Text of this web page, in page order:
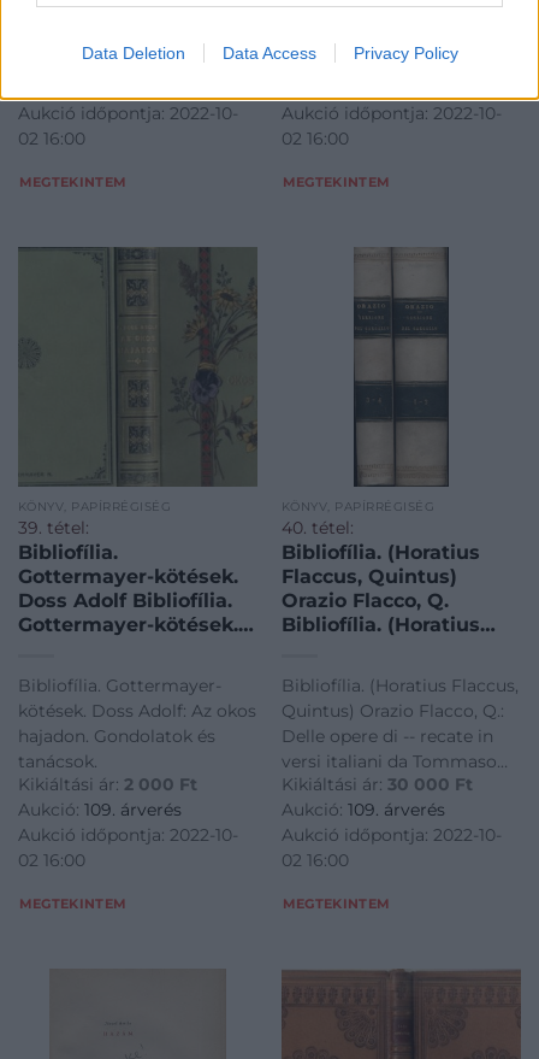
Data Deletion Data Access Privacy Policy
Kikiáltási ár: 6 000Ft
Aukció időpontja: 2022-10-
02 16:00
MEGTEKINTEM
Aukció időpontja: 2022-10-
02 16:00
MEGTEKINTEM
KÖNYV, PAPÍRRÉGISÉG
39. tétel:
Bibliofília.
Gottermayer-kötések.
Doss Adolf Bibliofília.
Gottermayer-kötések.
tanácsok.
Bibliofília. Gottermayer-
kötések. Doss Adolf: Az okos
hajadon. Gondolatok és
tanácsok.
Kikiáltási ár: 2 000 Ft
Aukció: 109. árverés
Aukció időpontja: 2022-10-
02 16:00
MEGTEKINTEM
KÖNYV, PAPÍRRÉGISÉG
40. tétel:
Bibliofília. (Horatius
Flaccus, Quintus)
Orazio Flacco, Q.
Bibliofília. (Horatius
opere di — recate in
versi italiani da
Tommaso Gargallo. I-IV.
kötet (két kötetbe
kötve). A fordító
dedikációjával.
Bibliofília. (Horatius Flaccus,
Quintus) Orazio Flacco, Q.:
Delle opere di -- recate in
versi italiani da Tommaso
Gargallo. I-IV. kötet (két
kötetbe kötve). A fordító
dedikációjával.
Kikiáltási ár: 30 000 Ft
Aukció: 109. árverés
Aukció időpontja: 2022-10-
02 16:00
MEGTEKINTEM